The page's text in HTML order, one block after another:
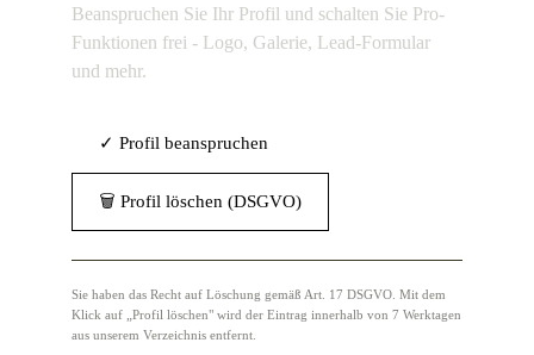
Beanspruchen Sie Ihr Profil und schalten Sie Pro-
Funktionen frei - Logo, Galerie, Lead-Formular
und mehr.
✓ Profil beanspruchen
🗑 Profil löschen (DSGVO)
Sie haben das Recht auf Löschung gemäß Art. 17 DSGVO. Mit dem
Klick auf „Profil löschen" wird der Eintrag innerhalb von 7 Werktagen
aus unserem Verzeichnis entfernt.